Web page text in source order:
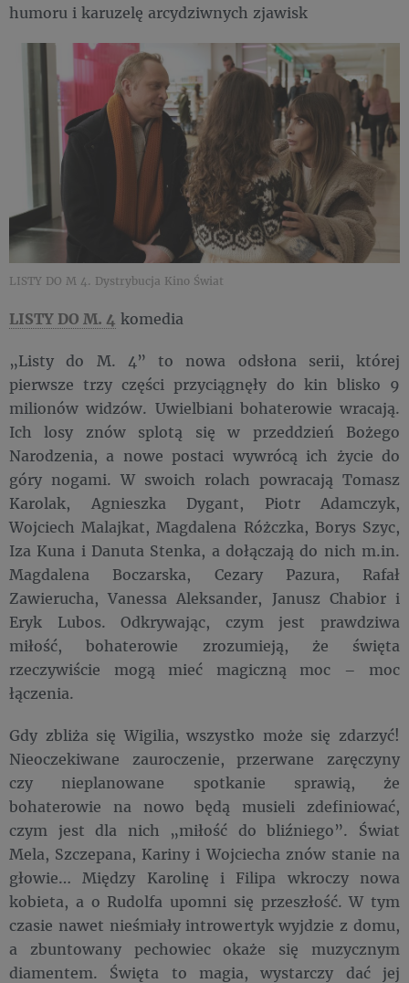
humoru i karuzelę arcydziwnych zjawisk
LISTY DO M 4. Dystrybucja Kino Świat
LISTY DO M. 4 komedia
„Listy do M. 4” to nowa odsłona serii, której
pierwsze trzy części przyciągnęły do kin blisko 9
milionów widzów. Uwielbiani bohaterowie wracają.
Ich losy znów splotą się w przeddzień Bożego
Narodzenia, a nowe postaci wywrócą ich życie do
góry nogami. W swoich rolach powracają Tomasz
Karolak, Agnieszka Dygant, Piotr Adamczyk,
Wojciech Malajkat, Magdalena Różczka, Borys Szyc,
Iza Kuna i Danuta Stenka, a dołączają do nich m.in.
Magdalena Boczarska, Cezary Pazura, Rafał
Zawierucha, Vanessa Aleksander, Janusz Chabior i
Eryk Lubos. Odkrywając, czym jest prawdziwa
miłość, bohaterowie zrozumieją, że święta
rzeczywiście mogą mieć magiczną moc – moc
łączenia.
Gdy zbliża się Wigilia, wszystko może się zdarzyć!
Nieoczekiwane zauroczenie, przerwane zaręczyny
czy nieplanowane spotkanie sprawią, że
bohaterowie na nowo będą musieli zdefiniować,
czym jest dla nich „miłość do bliźniego”. Świat
Mela, Szczepana, Kariny i Wojciecha znów stanie na
głowie… Między Karolinę i Filipa wkroczy nowa
kobieta, a o Rudolfa upomni się przeszłość. W tym
czasie nawet nieśmiały introwertyk wyjdzie z domu,
a zbuntowany pechowiec okaże się muzycznym
diamentem. Święta to magia, wystarczy dać jej